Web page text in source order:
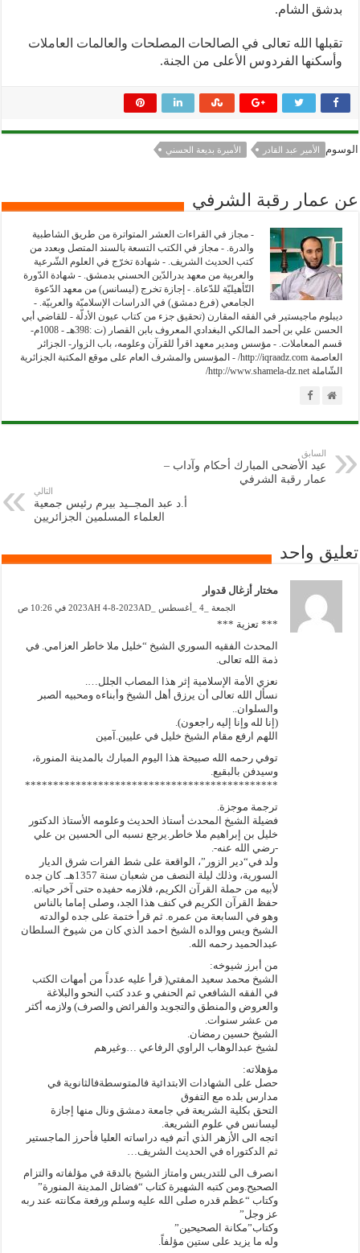
بدشق الشام.
تقبلها الله تعالى في الصالحات المصلحات والعالمات العاملات
وأسكنها الفردوس الأعلى من الجنة.
الوسوم الأمير عبد القادر الأميرة بديعة الحسني
عن عمار رقبة الشرفي
- مجاز في القراءات العشر المتواترة من طريق الشاطبية
والدرة. - مجاز في الكتب التسعة بالسند المتصل وبعدد من
كتب الحديث الشريف. - شهادة تخرّج في العلوم الشّرعية
والعربية من معهد بدرالدّين الحسني بدمشق. - شهادة الدّورة
التّأهيليّة للدّعاة. - إجازة تخرج (ليسانس) من معهد الدّعوة
الجامعي (فرع دمشق) في الدراسات الإسلاميّة والعربيّة. -
ديبلوم ماجيستير في الفقه المقارن (تحقيق جزء من كتاب عيون الأدلّة - للقاضي أبي
الحسن علي بن أحمد المالكي البغدادي المعروف بابن القصار (ت :398هـ - 1008م-
قسم المعاملات. - مؤسس ومدير معهد اقرأ للقرآن وعلومه، باب الزوار- الجزائر
العاصمة http://iqraadz.com/ - المؤسس والمشرف العام على موقع المكتبة الجزائرية
الشّاملة http://www.shamela-dz.net/
السابق
عيد الأضحى المبارك أحكام وآداب –
عمار رقبة الشرفي
التالي
أ.د عبد المجــيد بيرم رئيس جمعية
العلماء المسلمين الجزائريين
تعليق واحد
مختار أزغال قدوار
الجمعة _4 _أغسطس _2023AH 4-8-2023AD في 10:26 ص
*** تعزية ***
المحدث الفقيه السوري الشيخ “خليل ملا خاطر العزامي. في
ذمة الله تعالى.
نعزي الأمة الإسلامية إثر هذا المصاب الجلل….
نسأل الله تعالى أن يرزق أهل الشيخ وأبناءه ومحبيه الصبر
والسلوان..
(إنا لله وإنا إليه راجعون).
اللهم ارفع مقام الشيخ خليل في عليين.آمين
توفي رحمه الله صبيحة هذا اليوم المبارك بالمدينة المنورة،
وسيدفن بالبقيع.
*********************************************
ترجمة موجزة.
فضيلة الشيخ المحدث أستاذ الحديث وعلومه الأستاذ الدكتور
خليل بن إبراهيم ملا خاطر.يرجع نسبه الى الحسين بن علي
-رضي الله عنه-.
ولد في“دير الزور”، الواقعة على شط الفرات شرق الديار
السورية، وذلك ليلة النصف من شعبان سنة 1357هـ. كان جده
لأبيه من حملة القرآن الكريم، فلازمه حفيده حتى آخر حياته.
حفظ القرآن الكريم في كنف هذا الجد، وصلى إماما بالناس
وهو في السابعة من عمره. ثم قرأ ختمة على جده لوالدته
الشيخ ويس ووالده الشيخ احمد الذي كان من شيوخ السلطان
عبدالحميد رحمه الله.
من أبرز شيوخه:
الشيخ محمد سعيد المفتي( قرأ عليه عدداً من أمهات الكتب
في الفقه الشافعي ثم الحنفي و عدد كتب النحو والبلاغة
والعروض والمنطق والتجويد والفرائض والصرف) ولازمه أكثر
من عشر سنوات.
الشيخ حسين رمضان.
لشيخ عبدالوهاب الراوي الرفاعي …وغيرهم
مؤهلاته:
حصل على الشهادات الابتدائية فالمتوسطةفالثانوية في
مدارس بلده مع التفوق
التحق بكلية الشريعة في جامعة دمشق ونال منها إجازة
ليسانس في علوم الشريعة.
اتجه الى الأزهر الذي أتم فيه دراساته العليا فأحرز الماجستير
ثم الدكتوراه في الحديث الشريف…
انصرف الى للتدريس وامتاز الشيخ بالدقة في مؤلفاته والتزام
الصحيح.ومن كتبه الشهيرة كتاب “فضائل المدينة المنورة”
وكتاب “عظم قدره صلى الله عليه وسلم ورفعة مكانته عند ربه
عز وجل”
وكتاب”مكانة الصحيحين”
وله ما يزيد على ستين مؤلفاً.